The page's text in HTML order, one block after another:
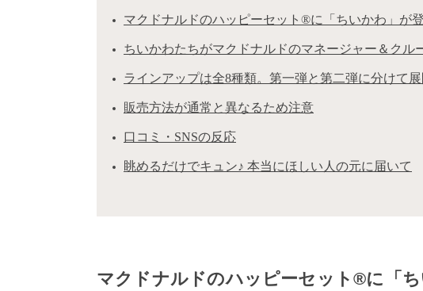
マクドナルドのハッピーセット®に「ちいかわ」が
ちいかわたちがマクドナルドのマネージャー＆クル
ラインアップは全8種類。第一弾と第二弾に分けて展
販売方法が通常と異なるため注意
口コミ・SNSの反応
眺めるだけでキュン♪ 本当にほしい人の元に届いて
マクドナルドのハッピーセット®に「